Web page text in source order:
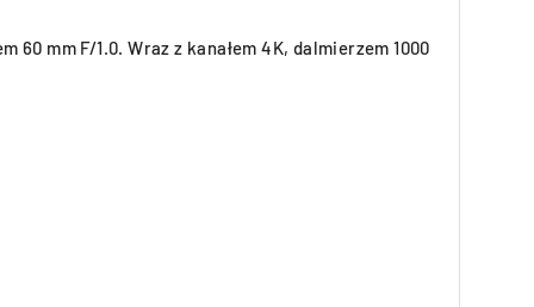
60 mm F/1.0. Wraz z kanałem 4K, dalmierzem 1000